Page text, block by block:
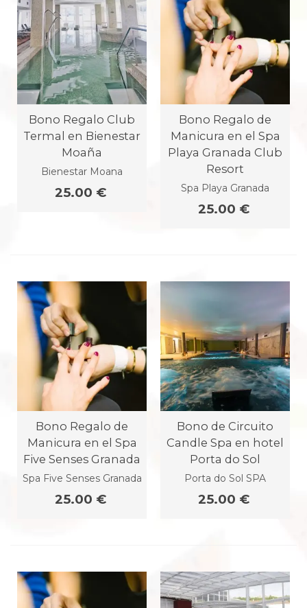
Bono Regalo Club
Termal en Bienestar
Moaña
Bienestar Moana
25.00 €
Bono Regalo de
Manicura en el Spa
Playa Granada Club
Resort
Spa Playa Granada
25.00 €
Bono Regalo de
Manicura en el Spa
Five Senses Granada
Spa Five Senses Granada
25.00 €
Bono de Circuito
Candle Spa en hotel
Porta do Sol
Porta do Sol SPA
25.00 €